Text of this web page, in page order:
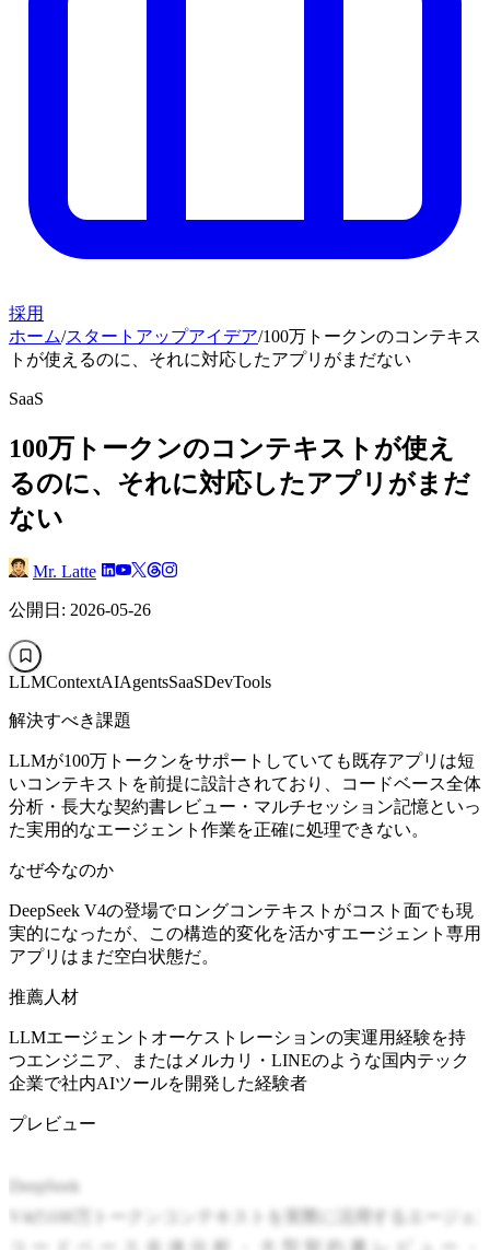
採用
ホーム/スタートアップアイデア/100万トークンのコンテキス
トが使えるのに、それに対応したアプリがまだない
SaaS
100万トークンのコンテキストが使え
るのに、それに対応したアプリがまだ
ない
Mr. Latte
公開日: 2026-05-26
LLMContextAIAgentsSaaSDevTools
解決すべき課題
LLMが100万トークンをサポートしていても既存アプリは短
いコンテキストを前提に設計されており、コードベース全体
分析・長大な契約書レビュー・マルチセッション記憶といっ
た実用的なエージェント作業を正確に処理できない。
なぜ今なのか
DeepSeek V4の登場でロングコンテキストがコスト面でも現
実的になったが、この構造的変化を活かすエージェント専用
アプリはまだ空白状態だ。
推薦人材
LLMエージェントオーケストレーションの実運用経験を持
つエンジニア、またはメルカリ・LINEのような国内テック
企業で社内AIツールを開発した経験者
プレビュー
DeepSeek
V4の100万トークンコンテキストを実際に活用するエージェ